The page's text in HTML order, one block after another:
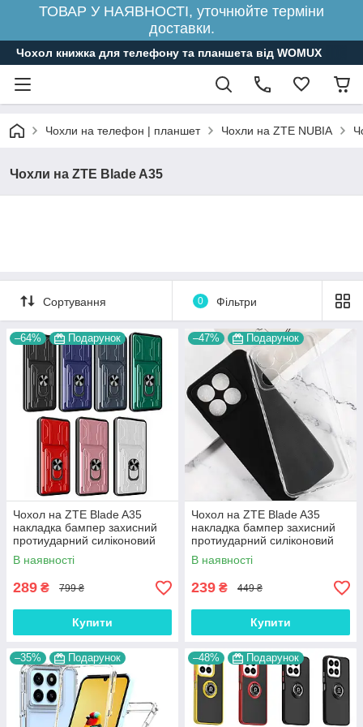
ТОВАР У НАЯВНОСТІ, уточнюйте терміни
доставки.
Чохол книжка для телефону та планшета від WOMUX
Чохли на телефон | планшет Чохли на ZTE NUBIA
Чохли на ZTE Blade A35
Сортування 0 Фільтри
–64% Подарунок
Чохол на ZTE Blade A35
накладка бампер захисний
протиударний силіконовий
TPU "BUCEFAL"
В наявності
289 ₴ 799 ₴
Купити
–47% Подарунок
Чохол на ZTE Blade A35
накладка бампер захисний
протиударний силіконовий
TPU "Ultra-THIN"
В наявності
239 ₴ 449 ₴
Купити
–35% Подарунок –48% Подарунок